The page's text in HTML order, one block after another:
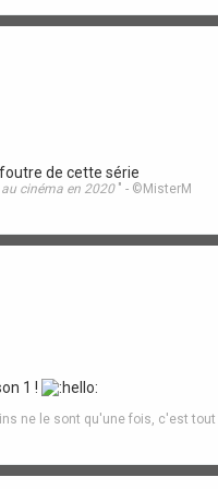
de cette série
cinéma en 2020 " - ©MisterM
1 !
ne le sont qu'une fois, c'est tout